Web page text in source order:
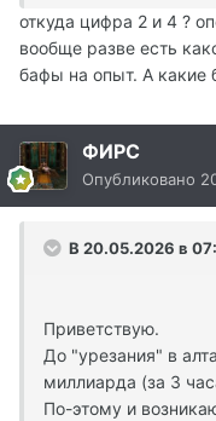
откуда цифра 2 и 4 ?
вообще разве есть
бафы на опыт. А какие
ФИРС
Опубликовано
В 20.05.2026 в
Приветствую.
До "урезания" в
миллиарда (за 3
По-этому и